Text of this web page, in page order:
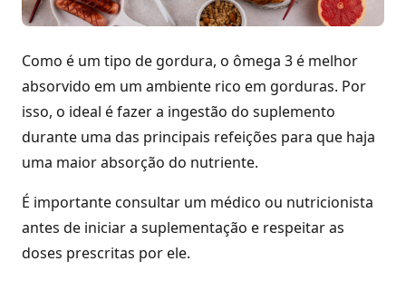
Como é um tipo de gordura, o ômega 3 é melhor
absorvido em um ambiente rico em gorduras. Por
isso, o ideal é fazer a ingestão do suplemento
durante uma das principais refeições para que haja
uma maior absorção do nutriente.
É importante consultar um médico ou nutricionista
antes de iniciar a suplementação e respeitar as
doses prescritas por ele.